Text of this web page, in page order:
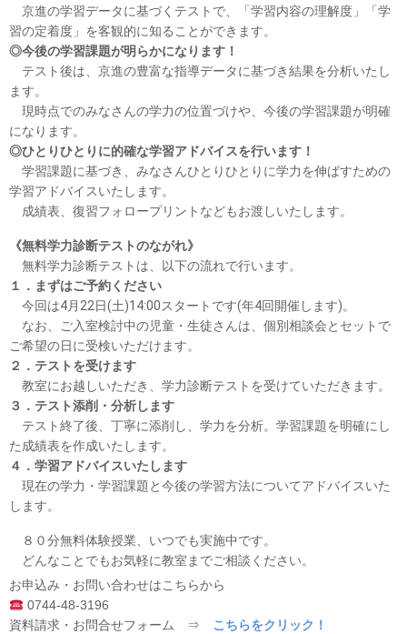
京進の学習データに基づくテストで、「学習内容の理解度」「学
習の定着度」を客観的に知ることができます。
◎今後の学習課題が明らかになります！
テスト後は、京進の豊富な指導データに基づき結果を分析いたし
ます。
現時点でのみなさんの学力の位置づけや、今後の学習課題が明確
になります。
◎ひとりひとりに的確な学習アドバイスを行います！
学習課題に基づき、みなさんひとりひとりに学力を伸ばすための
学習アドバイスいたします。
成績表、復習フォロープリントなどもお渡しいたします。
《無料学力診断テストのながれ》
無料学力診断テストは、以下の流れで行います。
１．まずはご予約ください
今回は4月22日(土)14:00スタートです(年4回開催します)。
なお、ご入室検討中の児童・生徒さんは、個別相談会とセットで
ご希望の日に受検いただけます。
２．テストを受けます
教室にお越しいただき、学力診断テストを受けていただきます。
３．テスト添削・分析します
テスト終了後、丁寧に添削し、学力を分析。学習課題を明確にし
た成績表を作成いたします。
４．学習アドバイスいたします
現在の学力・学習課題と今後の学習方法についてアドバイスいた
します。
８０分無料体験授業、いつでも実施中です。
どんなことでもお気軽に教室までご相談ください。
お申込み・お問い合わせはこちらから
0744-48-3196
資料請求・お問合せフォーム ⇒ こちらをクリック！